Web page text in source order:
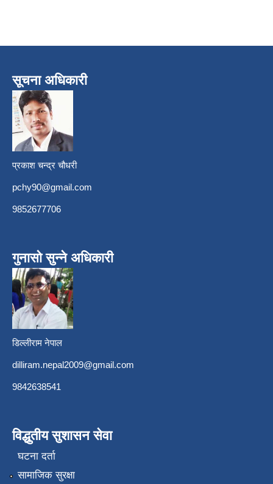
सूचना अधिकारी
प्रकाश चन्द्र चौधरी
pchy90@gmail.com
9852677706
गुनासो सुन्ने अधिकारी
डिल्लीराम नेपाल
dilliram.nepal2009@gmail.com
9842638541
विद्धुतीय सुशासन सेवा
घटना दर्ता
सामाजिक सुरक्षा